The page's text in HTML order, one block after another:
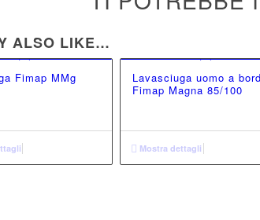
ALSO LIKE…
Fimap MMg
Lavasciuga uomo a
Fimap Magna 85/100
Mostra dettagli